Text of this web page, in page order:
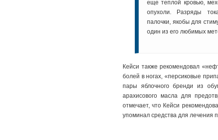
еще теплой кровью,
опухоли. Разряды
палочки, якобы для
один из его любимых
Кейси также рекомендовал
болей в ногах, «персиковые
пары яблочного бренди из
арахисового масла для
отмечает, что Кейси
упоминал средства для лечения